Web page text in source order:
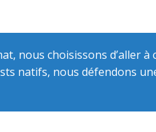
nous choisissons d’aller
natifs, nous défendons